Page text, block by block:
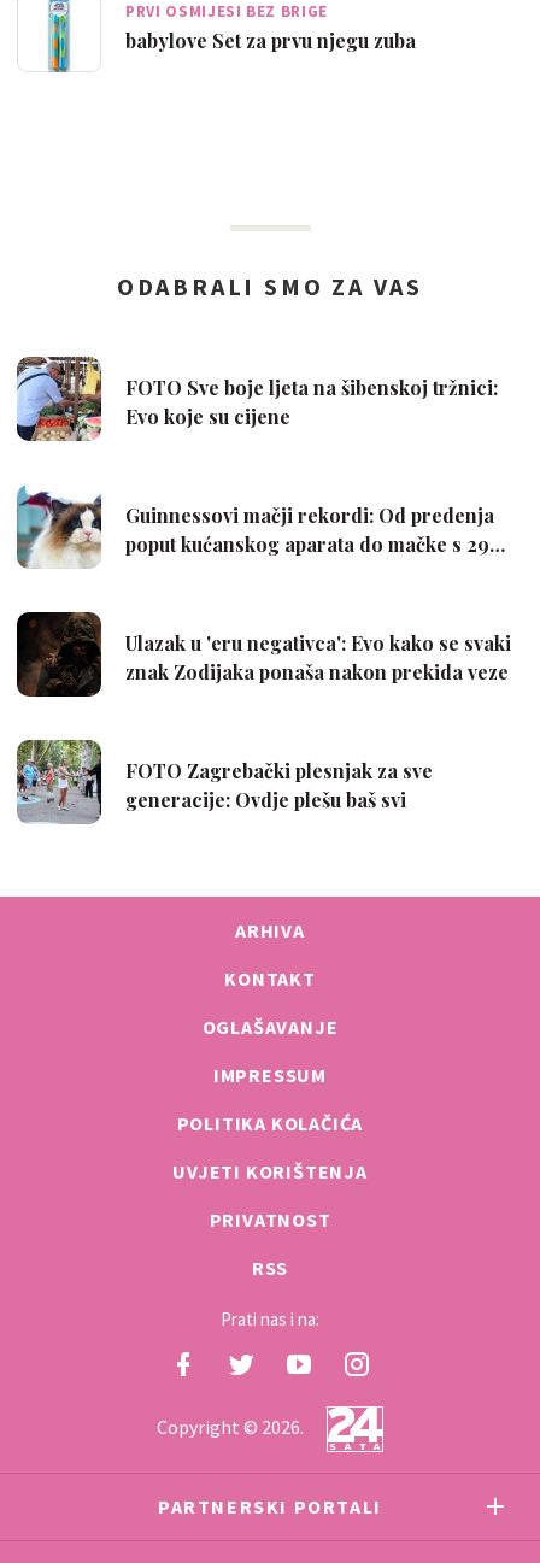
PRVI OSMIJESI BEZ BRIGE
babylove Set za prvu njegu zuba
ARHIVA
KONTAKT
OGLAŠAVANJE
IMPRESSUM
POLITIKA KOLAČIĆA
UVJETI KORIŠTENJA
PRIVATNOST
RSS
Prati nas i na:
Copyright © 2026.
PARTNERSKI PORTALI